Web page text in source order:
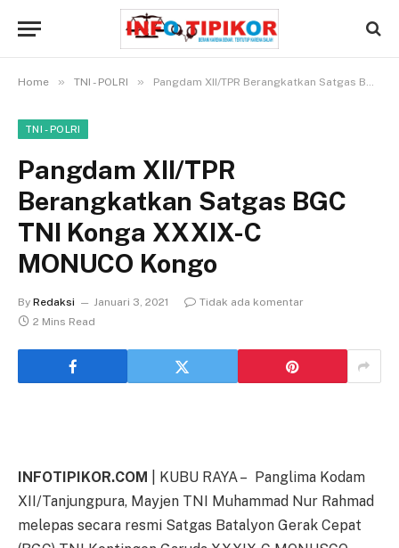
Home » TNI - POLRI » Pangdam XII/TPR Berangkatkan Satgas BGC TNI Konga XXXIX-C MONUCO Kongo
TNI - POLRI
Pangdam XII/TPR
Berangkatkan Satgas BGC
TNI Konga XXXIX-C
MONUCO Kongo
By Redaksi Januari 3, 2021
Tidak ada komentar
2 Mins Read
INFOTIPIKOR.COM | KUBU RAYA – Panglima Kodam
XII/Tanjungpura, Mayjen TNI Muhammad Nur Rahmad
melepas secara resmi Satgas Batalyon Gerak Cepat